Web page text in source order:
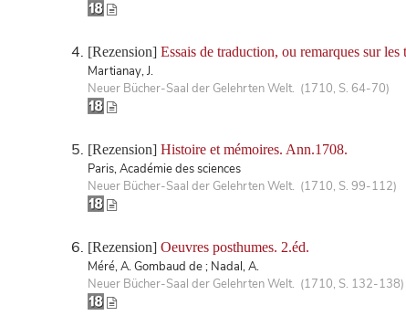
[Rezension] Essais de traduction, ou remarques sur
Martianay, J.
Neuer Bücher-Saal der Gelehrten Welt. (1710, S. 64-70)
[Rezension] Histoire et mémoires. Ann.1708.
Paris, Académie des sciences
Neuer Bücher-Saal der Gelehrten Welt. (1710, S. 99-112)
[Rezension] Oeuvres posthumes. 2.éd.
Méré, A. Gombaud de ; Nadal, A.
Neuer Bücher-Saal der Gelehrten Welt. (1710, S. 132-138)